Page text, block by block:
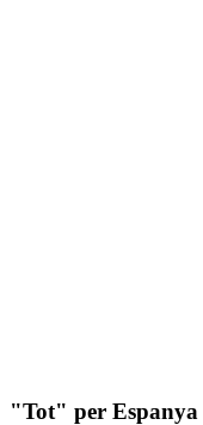
"Tot" per Espanya